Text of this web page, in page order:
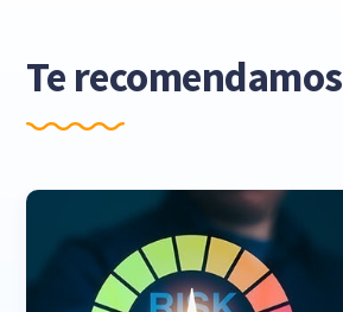
Te recomendamos